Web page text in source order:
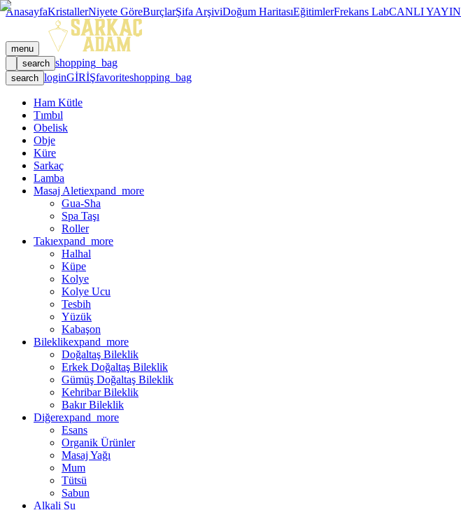
AnasayfaKristallerNiyete GöreBurçlarŞifa ArşiviDoğum HaritasıEğitimlerFrekans LabCANLI YAYIN
menu
search shopping_bag
search loginGİRİŞfavoriteshopping_bag
Ham Kütle
Tımbıl
Obelisk
Obje
Küre
Sarkaç
Lamba
Masaj Aletiexpand_more
Gua-Sha
Spa Taşı
Roller
Takıexpand_more
Halhal
Küpe
Kolye
Kolye Ucu
Tesbih
Yüzük
Kabaşon
Bileklikexpand_more
Doğaltaş Bileklik
Erkek Doğaltaş Bileklik
Gümüş Doğaltaş Bileklik
Kehribar Bileklik
Bakır Bileklik
Diğerexpand_more
Esans
Organik Ürünler
Masaj Yağı
Mum
Tütsü
Sabun
Alkali Su